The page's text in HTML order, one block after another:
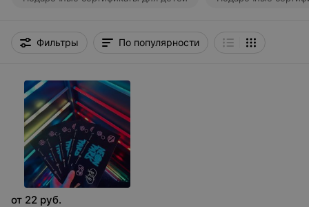
Фильтры По популярности
от 22 руб.